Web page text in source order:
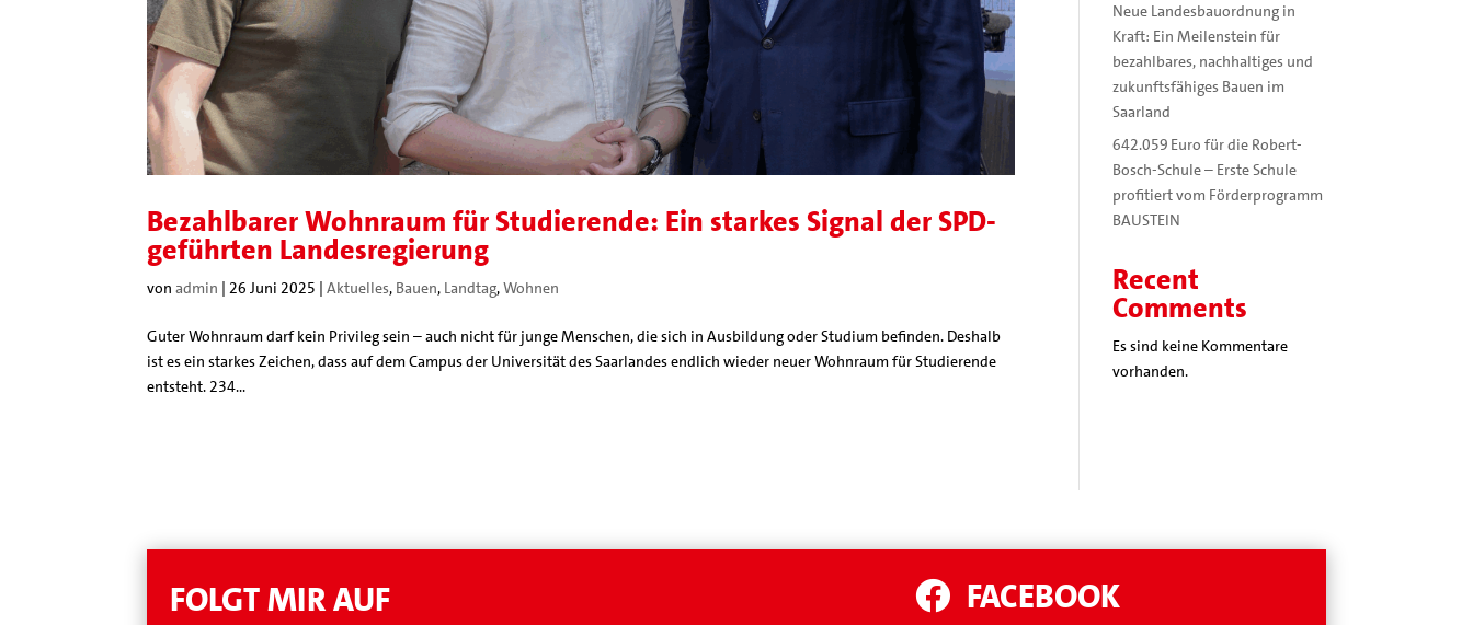
Bezahlbarer Wohnraum für Studierende: Ein starkes Signal der SPD-
geführten Landesregierung
vonadmin |26 Juni 2025 |Aktuelles, Bauen, Landtag,Wohnen
Guter Wohnraum darf kein Privileg sein – auch nicht für junge Menschen, die sich in Ausbildung oder Studium befinden. Deshalb
ist es ein starkes Zeichen, dass auf dem Campus der Universität des Saarlandes endlich wieder neuer Wohnraum für Studierende
entsteht. 234...
Neue Landesbauordnung in
Kraft: Ein Meilenstein für
bezahlbares, nachhaltiges und
zukunftsfähiges Bauen im
Saarland
642.059 Euro für die Robert-
Bosch-Schule – Erste Schule
profitiert vom Förderprogramm
BAUSTEIN
Recent
Comments
Es sind keine Kommentare
vorhanden.
FOLGT MIR AUF  FACEBOOK